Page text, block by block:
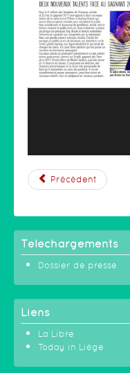
Précédent
Téléchargements
Dossier de presse
Liens
La Libre
Today in Liège